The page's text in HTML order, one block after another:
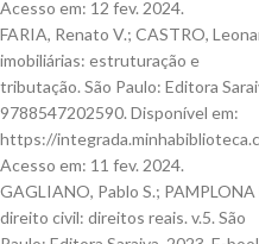
Acesso em: 12 fev. 2024.
FARIA, Renato V.; CASTRO,
imobiliárias: estruturação e
tributação. São Paulo: Editora
9788547202590. Disponível em:
https://
Acesso em: 11 fev. 2024.
GAGLIANO, Pablo S.;
direito civil: direitos reais. v.5. São